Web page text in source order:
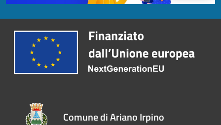
Comune di Ariano Irpino